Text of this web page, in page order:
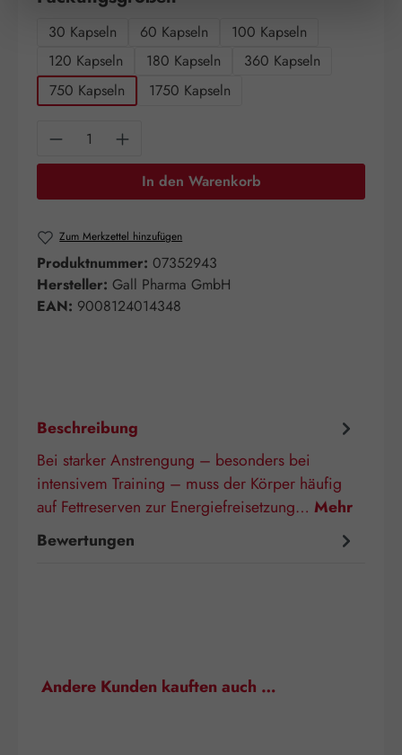
30 Kapseln 60 Kapseln
100 Kapseln
120 Kapseln
180 Kapseln
360 Kapseln
750 Kapseln
1750 Kapseln
Produkt Anzahl: Gib den gewünschten
In den Warenkorb
Zum Merkzettel hinzufügen
Produktnummer: 07352943
Hersteller: Gall Pharma GmbH
EAN: 9008124014348
Beschreibung
Bei starker Anstrengung – besonders bei
intensivem Training – muss der Körper häufig
auf Fettreserven zur Energiefreisetzung… Mehr
Bewertungen
Produktgalerie überspringen
Andere Kunden kauften auch …